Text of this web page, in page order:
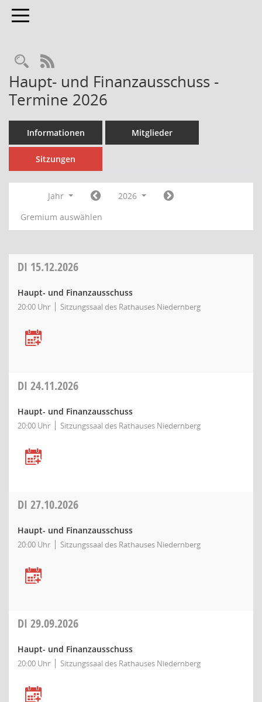
Toggle navigation
Rechercheauswahl
RSS-Feed
Haupt- und Finanzausschuss -
Termine 2026
Informationen Mitglieder
Sitzungen
Jahr
2026
Gremium auswählen
DI 15.12.2026
Haupt- und Finanzausschuss
20:00 Uhr Sitzungssaal des Rathauses Niedernberg
DI 24.11.2026
Haupt- und Finanzausschuss
20:00 Uhr Sitzungssaal des Rathauses Niedernberg
DI 27.10.2026
Haupt- und Finanzausschuss
20:00 Uhr Sitzungssaal des Rathauses Niedernberg
DI 29.09.2026
Haupt- und Finanzausschuss
20:00 Uhr Sitzungssaal des Rathauses Niedernberg